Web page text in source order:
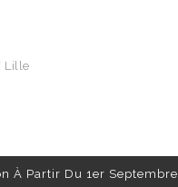
Lille
À Partir Du 1er Septembre